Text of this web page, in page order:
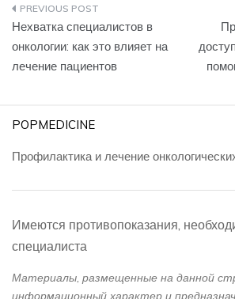
Навигация
по
записям
Нехватка специалистов в
онкологии: как это влияет на
лечение пациентов
POPMEDICINE
Профилактика и лечение
Имеются противопоказания,
специалиста
Материалы, размещенные на данной
информационный характер и